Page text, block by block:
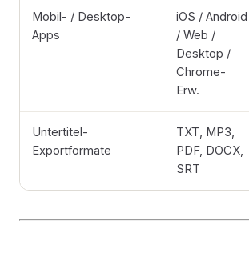
Mobil- / Desktop-
Apps
iOS / Android
/ Web /
Desktop /
Chrome-
Erw.
Untertitel-
Exportformate
TXT, MP3,
PDF, DOCX,
SRT